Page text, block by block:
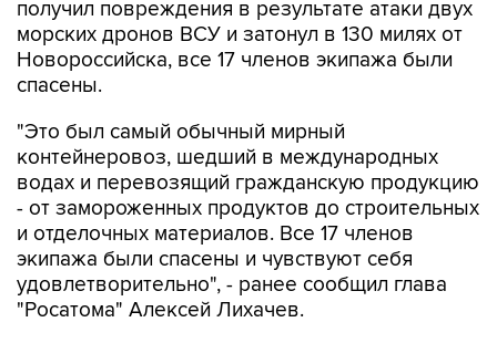
получил повреждения в результате атаки двух
морских дронов ВСУ и затонул в 130 милях от
Новороссийска, все 17 членов экипажа были
спасены.
"Это был самый обычный мирный
контейнеровоз, шедший в международных
водах и перевозящий гражданскую продукцию
- от замороженных продуктов до строительных
и отделочных материалов. Все 17 членов
экипажа были спасены и чувствуют себя
удовлетворительно", - ранее сообщил глава
"Росатома" Алексей Лихачев.